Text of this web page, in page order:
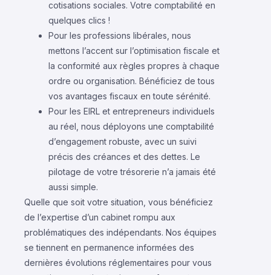
cotisations sociales. Votre comptabilité en
quelques clics !
Pour les professions libérales, nous
mettons l’accent sur l’optimisation fiscale et
la conformité aux règles propres à chaque
ordre ou organisation. Bénéficiez de tous
vos avantages fiscaux en toute sérénité.
Pour les EIRL et entrepreneurs individuels
au réel, nous déployons une comptabilité
d’engagement robuste, avec un suivi
précis des créances et des dettes. Le
pilotage de votre trésorerie n’a jamais été
aussi simple.
Quelle que soit votre situation, vous bénéficiez
de l’expertise d’un cabinet rompu aux
problématiques des indépendants. Nos équipes
se tiennent en permanence informées des
dernières évolutions réglementaires pour vous